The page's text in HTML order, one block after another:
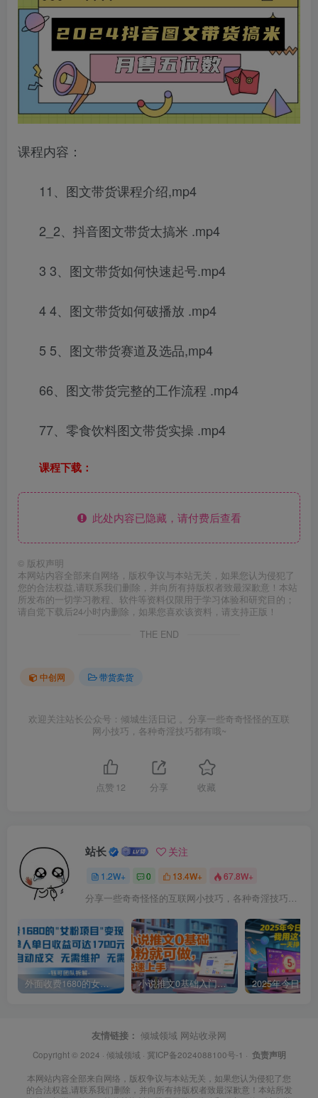
课程内容：
11、图文带货课程介绍,mp4
2_2、抖音图文带货太搞米 .mp4
3 3、图文带货如何快速起号.mp4
4 4、图文带货如何破播放 .mp4
5 5、图文带货赛道及选品,mp4
66、图文带货完整的工作流程 .mp4
77、零食饮料图文带货实操 .mp4
课程下载：
此处内容已隐藏，请付费后查看
© 版权声明
本网站内容全部来自网络，版权争议与本站无关，如果您认为侵犯了
您的合法权益,请联系我们删除，并向所有持版权者致最深歉意！本站
所发布的一切学习教程、软件等资料仅限用于学习体验和研究目的；
请自觉下载后24小时内删除，如果您喜欢该资料，请支持正版！
THE END
中创网 带货卖货
欢迎关注站长公众号：倾城生活日记 。分享一些奇奇怪怪的互联
网小技巧，各种奇淫技巧都有哦~
点赞 12 分享 收藏
站长 关注
1.2W+ 0 13.4W+ 67.8W+
分享一些奇奇怪怪的互联网小技巧，各种奇淫技巧都在本站。
外面收费1680的女粉项目变现，单人单日收益可达1.7k，全自动成交无需维护 小说推文0基础入门教程，0粉就可做，快速上手
友情链接： 倾城领域 网站收录网
Copyright © 2024 · 倾城领域 · 冀ICP备2024088100号-1 · 负责声明
本网站内容全部来自网络，版权争议与本站无关，如果您认为侵犯了您
的合法权益,请联系我们删除，并向所有持版权者致最深歉意！本站所发